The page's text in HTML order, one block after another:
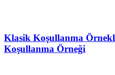
Klasik Koşullanma
Koşullanma Örneği